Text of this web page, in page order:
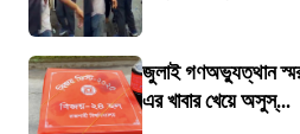
জুলাই গণঅভ্যুত্থান
এর খাবার খেয়ে অসুস্...